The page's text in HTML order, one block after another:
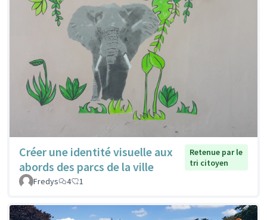
Créer une identité visuelle aux
abords des parcs de la ville
Retenue par le
tri citoyen
Fredys
4 1